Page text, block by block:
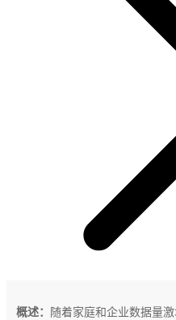
概述：
随着家庭和企业数据量